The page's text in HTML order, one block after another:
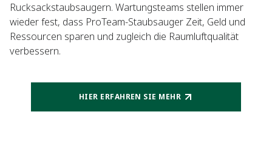
Rucksackstaubsaugern. Wartungsteams stellen immer
wieder fest, dass ProTeam-Staubsauger Zeit, Geld und
Ressourcen sparen und zugleich die Raumluftqualität
verbessern.
HIER ERFAHREN SIE MEHR